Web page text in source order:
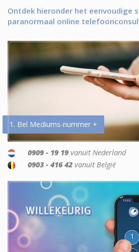
Ontdek hieronder het eenvoudige
paranormaal online
1. Bel Mediums-nummer +
0909 - 19 19 vanuit Nederland
0903 - 416 42 vanuit België